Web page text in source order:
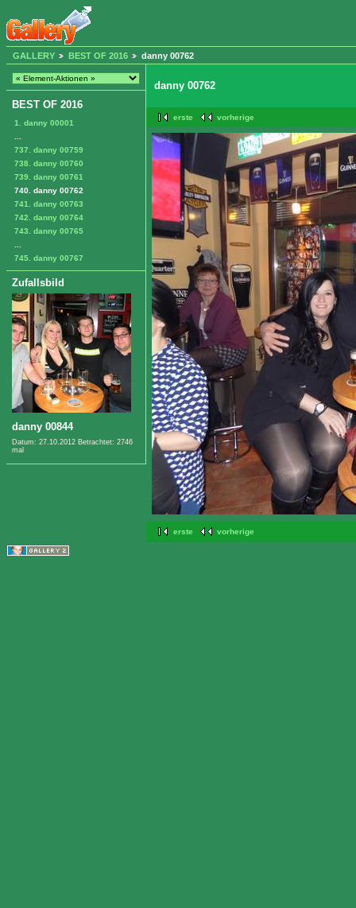
GALLERY BEST OF 2016 danny 00762
BEST OF 2016
1. danny 00001
737. danny 00759
738. danny 00760
739. danny 00761
740. danny 00762
741. danny 00763
742. danny 00764
743. danny 00765
745. danny 00767
Zufallsbild
danny 00844
Datum: 27.10.2012 Betrachtet: 2746
mal
danny 00762
erste vorherige
erste vorherige